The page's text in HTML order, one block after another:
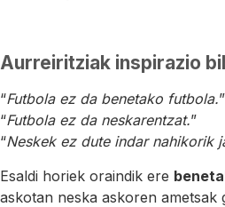
Aurreiritziak inspirazio
“Futbola ez da benetako futbola.”
“Futbola ez da neskarentzat.”
“Neskek ez dute indar nahikorik
Esaldi horiek oraindik ere
askotan neska askoren ametsak